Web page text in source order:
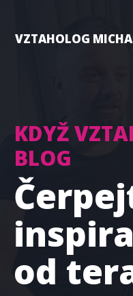
VZTAHOLOG
KDYŽ
BLOG
od